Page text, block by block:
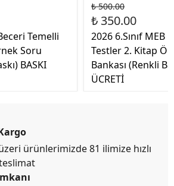
Temelli
Soru
BASKI
₺ 500.00
₺ 350.00
2026 6.Sınıf MEB
Testler 2. Kitap
Bankası (Renkli
ÜCRETİ
ürünlerimizde 81 ilimize hızlı